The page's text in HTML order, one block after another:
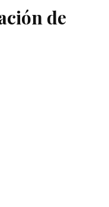
de